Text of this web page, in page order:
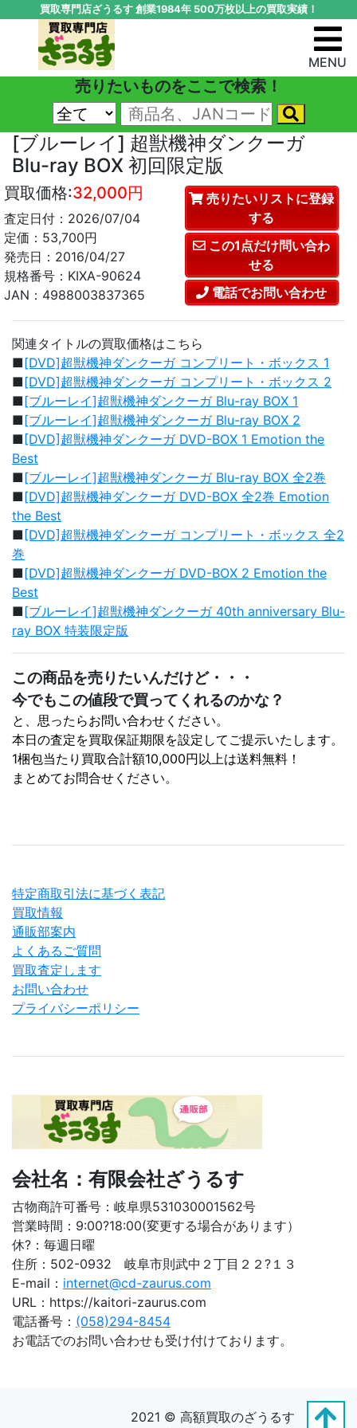
買取専門店ざうるす 創業1984年 500万枚以上の買取実績！
MENU
売りたいものをここで検索！
[ブルーレイ] 超獣機神ダンクーガ
Blu-ray BOX 初回限定版
買取価格:32,000円
査定日付：2026/07/04
定価：53,700円
発売日：2016/04/27
規格番号：KIXA-90624
JAN：4988003837365
売りたいリストに登録
する
この1点だけ問い合わ
せる
電話でお問い合わせ
関連タイトルの買取価格はこちら
■[DVD]超獣機神ダンクーガ コンプリート・ボックス 1
■[DVD]超獣機神ダンクーガ コンプリート・ボックス 2
■[ブルーレイ]超獣機神ダンクーガ Blu-ray BOX 1
■[ブルーレイ]超獣機神ダンクーガ Blu-ray BOX 2
■ [DVD]超獣機神ダンクーガ DVD-BOX 1 Emotion the
Best
■[ブルーレイ]超獣機神ダンクーガ Blu-ray BOX 全2巻
■[DVD]超獣機神ダンクーガ DVD-BOX 全2巻 Emotion
the Best
■ [DVD]超獣機神ダンクーガ コンプリート・ボックス 全2
巻
■[DVD]超獣機神ダンクーガ DVD-BOX 2 Emotion the
Best
■[ブルーレイ]超獣機神ダンクーガ 40th anniversary Blu-
ray BOX 特装限定版
この商品を売りたいんだけど・・・
今でもこの値段で買ってくれるのかな？
と、思ったらお問い合わせください。
本日の査定を買取保証期限を設定してご提示いたします。
1梱包当たり買取合計額10,000円以上は送料無料！
まとめてお問合せください。
特定商取引法に基づく表記
買取情報
通販部案内
よくあるご質問
買取査定します
お問い合わせ
プライバシーポリシー
会社名：有限会社ざうるす
古物商許可番号：岐阜県531030001562号
営業時間：9:00?18:00(変更する場合があります）
休?：毎週日曜
住所：502-0932 岐阜市則武中２丁目２２?１３
E-mail： internet@cd-zaurus.com
URL：https://kaitori-zaurus.com
電話番号： (058)294-8454
お電話でのお問い合わせも受け付けております。
2021 © 高額買取のざうるす